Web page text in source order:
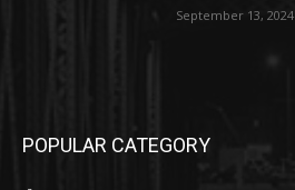
September 13, 2024
POPULAR CATEGORY